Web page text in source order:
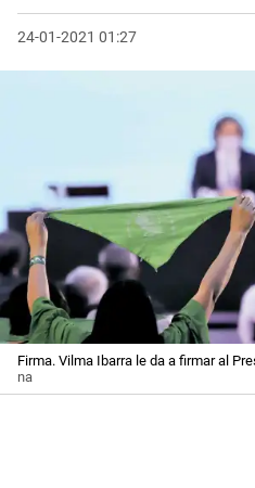
24-01-2021 01:27
Firma. Vilma Ibarra le da a firmar al
na